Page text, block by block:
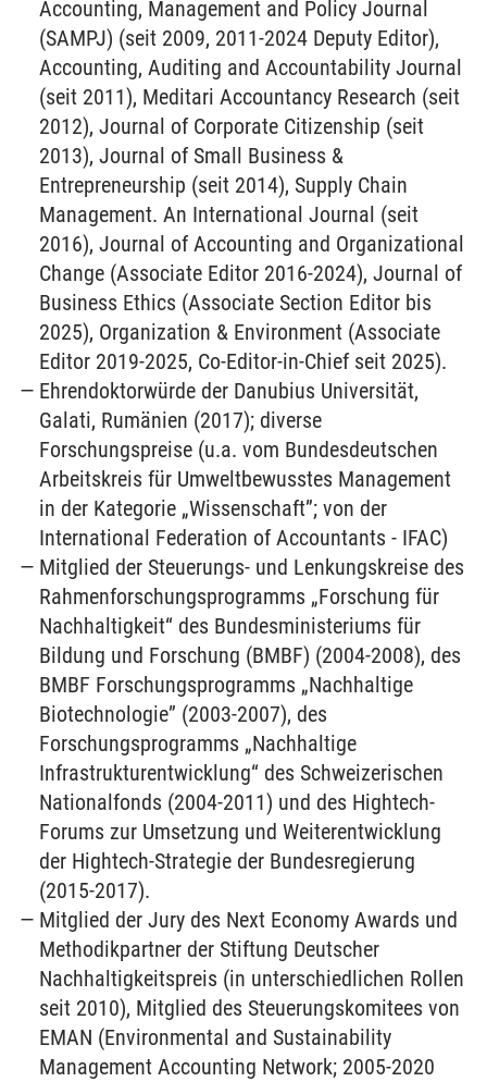
Accounting, Management and Policy Journal
(SAMPJ) (seit 2009, 2011-2024 Deputy Editor),
Accounting, Auditing and Accountability Journal
(seit 2011), Meditari Accountancy Research (seit
2012), Journal of Corporate Citizenship (seit
2013), Journal of Small Business &
Entrepreneurship (seit 2014), Supply Chain
Management. An International Journal (seit
2016), Journal of Accounting and Organizational
Change (Associate Editor 2016-2024), Journal of
Business Ethics (Associate Section Editor bis
2025), Organization & Environment (Associate
Editor 2019-2025, Co-Editor-in-Chief seit 2025).
Ehrendoktorwürde der Danubius Universität,
Galati, Rumänien (2017); diverse
Forschungspreise (u.a. vom Bundesdeutschen
Arbeitskreis für Umweltbewusstes Management
in der Kategorie „Wissenschaft”; von der
International Federation of Accountants - IFAC)
Mitglied der Steuerungs- und Lenkungskreise des
Rahmenforschungsprogramms „Forschung für
Nachhaltigkeit“ des Bundesministeriums für
Bildung und Forschung (BMBF) (2004-2008), des
BMBF Forschungsprogramms „Nachhaltige
Biotechnologie” (2003-2007), des
Forschungsprogramms „Nachhaltige
Infrastrukturentwicklung“ des Schweizerischen
Nationalfonds (2004-2011) und des Hightech-
Forums zur Umsetzung und Weiterentwicklung
der Hightech-Strategie der Bundesregierung
(2015-2017).
Mitglied der Jury des Next Economy Awards und
Methodikpartner der Stiftung Deutscher
Nachhaltigkeitspreis (in unterschiedlichen Rollen
seit 2010), Mitglied des Steuerungskomitees von
EMAN (Environmental and Sustainability
Management Accounting Network; 2005-2020